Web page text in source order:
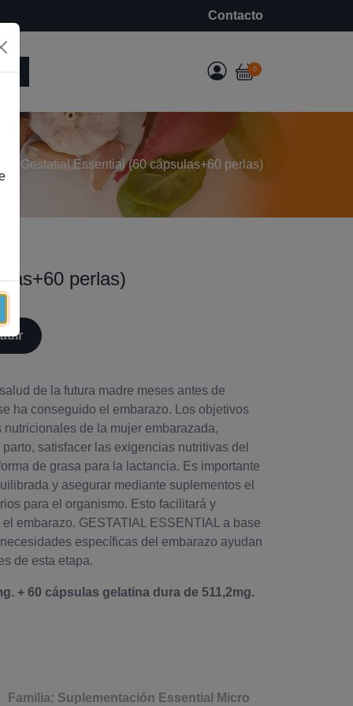
Contacto
0
Gestatial Essential (60 cápsulas+60 perlas)
perlas)
de la futura madre meses antes de
ha conseguido el embarazo. Los objetivos
de la mujer embarazada,
satisfacer las exigencias nutritivas del
de grasa para la lactancia. Es importante
y asegurar mediante suplementos el
para el organismo. Esto facilitará y
embarazo. GESTATIAL ESSENTIAL a base
específicas del embarazo ayudan
de esta etapa.
+ 60 cápsulas gelatina dura de 511,2mg.
Familia: Suplementación Essential Micro